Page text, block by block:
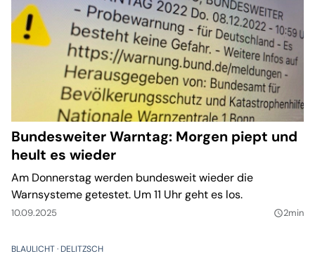
Bundesweiter Warntag: Morgen piept und
heult es wieder
Am Donnerstag werden bundesweit wieder die
Warnsysteme getestet. Um 11 Uhr geht es los.
10.09.2025 query_builder2min
BLAULICHT DELITZSCH